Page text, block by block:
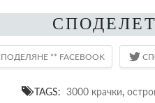
TAGS: 3000 крачки,